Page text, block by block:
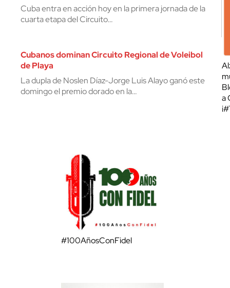
Cuba entra en acción hoy en la primera jornada de la
cuarta etapa del Circuito…
Cubanos dominan Circuito Regional de Voleibol
de Playa
La dupla de Noslen Díaz-Jorge Luis Alayo ganó este
domingo el premio dorado en la…
a
#100AñosConFidel